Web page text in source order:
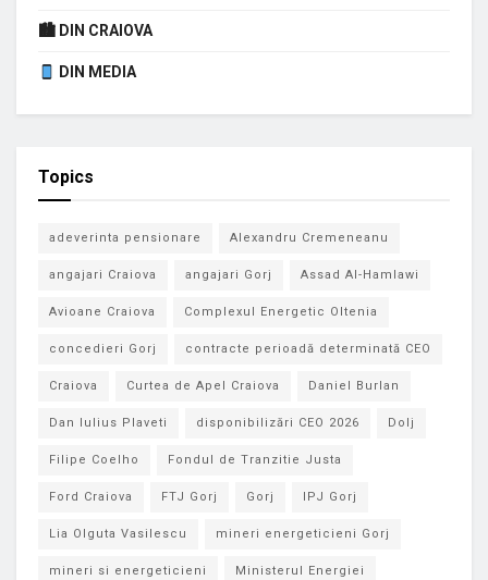
🏙 DIN CRAIOVA
DIN MEDIA
Topics
adeverinta pensionare Alexandru Cremeneanu
angajari Craiova angajari Gorj Assad Al-Hamlawi
Avioane Craiova Complexul Energetic Oltenia
concedieri Gorj contracte perioadă determinată CEO
Craiova Curtea de Apel Craiova Daniel Burlan
Dan Iulius Plaveti disponibilizări CEO 2026 Dolj
Filipe Coelho Fondul de Tranzitie Justa
Ford Craiova FTJ Gorj Gorj IPJ Gorj
Lia Olguta Vasilescu mineri energeticieni Gorj
mineri si energeticieni Ministerul Energiei